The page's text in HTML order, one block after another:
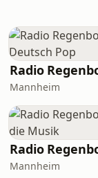
Mannheim
Mannheim